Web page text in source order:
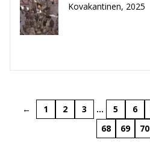
Kovakantinen, 2025
← 1 2 3 … 5 6
68
69 70